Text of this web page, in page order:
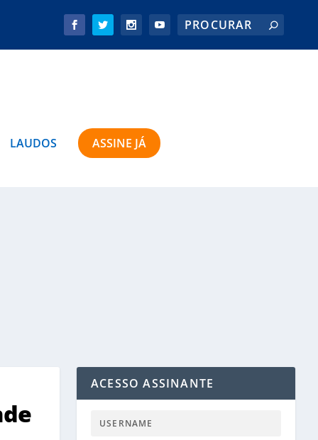
LAUDOS ASSINE JÁ
ACESSO ASSINANTE